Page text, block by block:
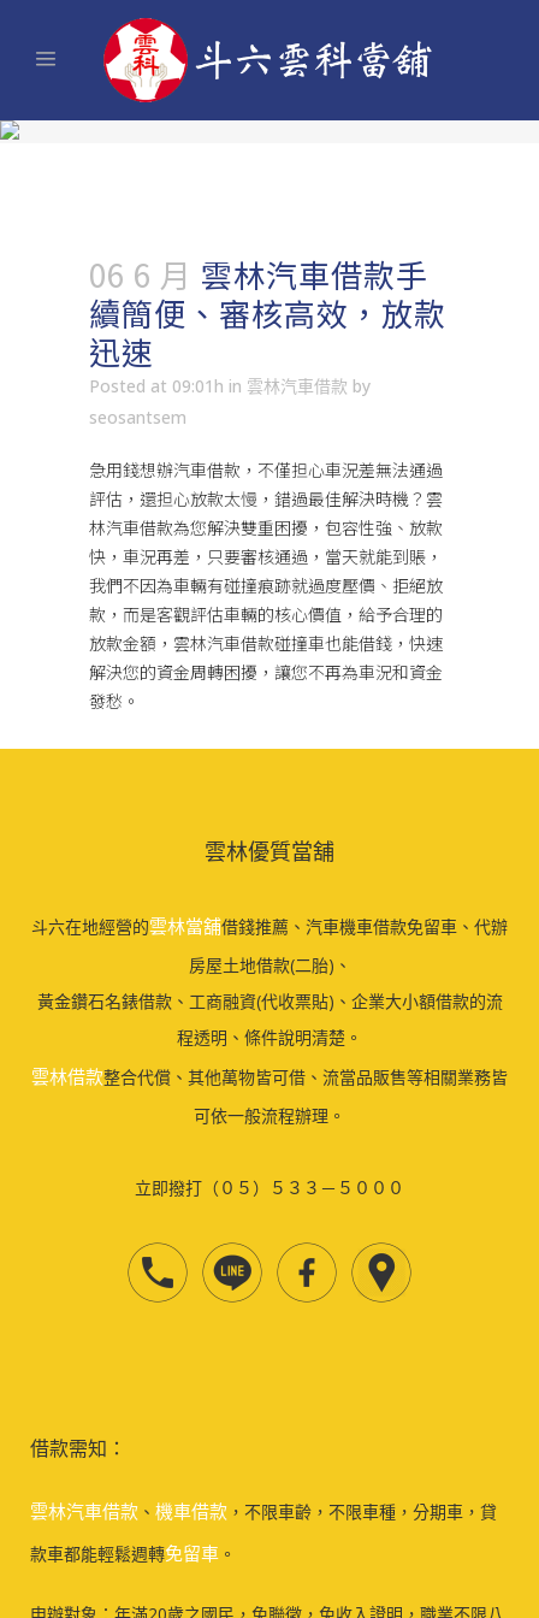
06 6 月 雲林汽車借款手
續簡便、審核高效，放款
迅速
Posted at 09:01h in 雲林汽車借款 by
seosantsem
急用錢想辦汽車借款，不僅担心車況差無法通過
評估，還担心放款太慢，錯過最佳解決時機？ 雲
林汽車借款為您解決雙重困擾，包容性強、放款
快，車況再差，只要審核通過，當天就能到賬，
我們不因為車輛有碰撞痕跡就過度壓價、拒絕放
款，而是客觀評估車輛的核心價值，給予合理的
放款金額，雲林汽車借款碰撞車也能借錢，快速
解決您的資金周轉困擾，讓您不再為車況和資金
發愁。
雲林優質當舖
斗六在地經營的雲林當舖借錢推薦、汽車機車借款免留車、代辦
房屋土地借款(二胎)、
黃金鑽石名錶借款、工商融資(代收票貼)、企業大小額借款的流
程透明、條件說明清楚。
雲林借款整合代償、其他萬物皆可借、流當品販售等相關業務皆
可依一般流程辦理。
立即撥打（０５）５３３－５０００
借款需知：
雲林汽車借款 、 機車借款 ，不限車齡，不限車種，分期車，貸
款車都能輕鬆週轉免留車 。